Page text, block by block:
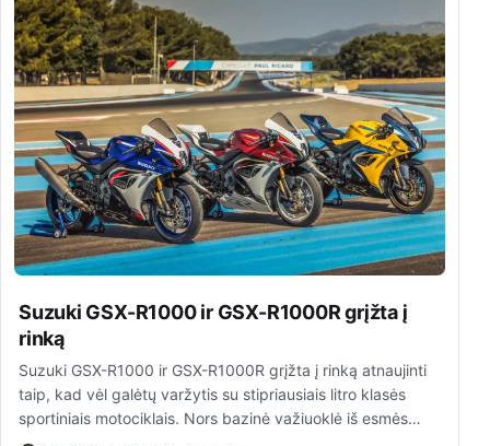
Suzuki GSX-R1000 ir GSX-R1000R grįžta į
rinką
Suzuki GSX-R1000 ir GSX-R1000R grįžta į rinką atnaujinti
taip, kad vėl galėtų varžytis su stipriausiais litro klasės
sportiniais motociklais. Nors bazinė važiuoklė iš esmės…